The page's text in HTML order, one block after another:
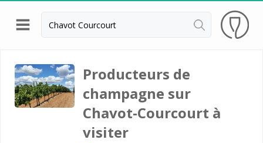
Retour
Visite cave Epernay
Visite cave & dégustation champagne Reims
Visite cave & dégustation champagne Troyes
Champagne Ayala
Producteurs de
champagne sur
Chavot-Courcourt à
visiter